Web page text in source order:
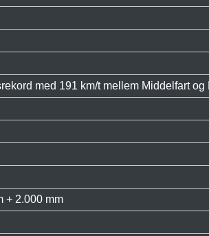
med 191 km/t mellem Middelfart og
+ 2.000 mm